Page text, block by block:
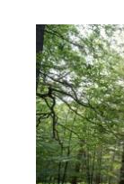
Show larger